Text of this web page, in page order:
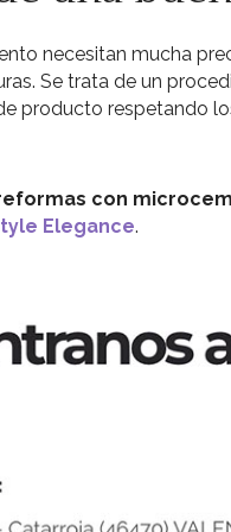
necesitan mucha
Se trata de un
producto respetando
con
Elegance.